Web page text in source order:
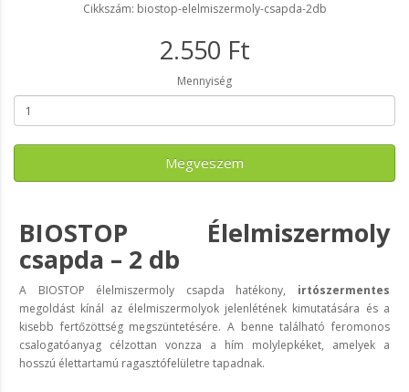
Cikkszám: biostop-elelmiszermoly-csapda-2db
2.550 Ft
Mennyiség
Megveszem
BIOSTOP Élelmiszermoly
csapda – 2 db
A BIOSTOP élelmiszermoly csapda hatékony, irtószermentes
megoldást kínál az élelmiszermolyok jelenlétének kimutatására és a
kisebb fertőzöttség megszüntetésére. A benne található feromonos
csalogatóanyag célzottan vonzza a hím molylepkéket, amelyek a
hosszú élettartamú ragasztófelületre tapadnak.